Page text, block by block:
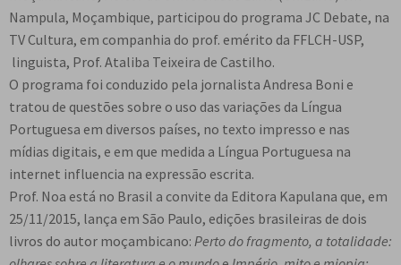
e
n
t
Nampula, Moçambique, participou do programa JC Debate, na
TV Cultura, em companhia do prof. emérito da FFLCH-USP,
linguista, Prof. Ataliba Teixeira de Castilho.
O programa foi conduzido pela jornalista Andresa Boni e
tratou de questões sobre o uso das variações da Língua
Portuguesa em diversos países, no texto impresso e nas
mídias digitais, e em que medida a Língua Portuguesa na
internet influencia na expressão escrita.
Prof. Noa está no Brasil a convite da Editora Kapulana que, em
25/11/2015, lança em São Paulo, edições brasileiras de dois
livros do autor moçambicano: Perto do fragmento, a totalidade: